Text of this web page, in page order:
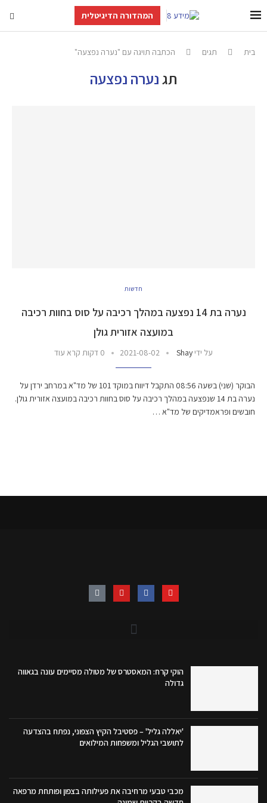
המהדורה הדיגיטלית
בית תגים הכתבה תויגה עם "נערה נפצעה"
תגנערה נפצעה
חדשות
נערה בת 14 נפצעה במהלך רכיבה על סוס בחוות רכיבה
במועצה אזורית גולן
על ידיShay
2021-08-02 0 דקות קרא עוד
הבוקר (שני) בשעה 08:56 התקבל דיווח במוקד 101 של מד"א במרחב ירדן על
נערה בת 14 שנפצעה במהלך רכיבה על סוס בחוות רכיבה במועצה אזורית גולן.
חובשים ופראמדיקים של מד"א …
הוקי קרח: המאסטרס של מטולה מסיימים עונה בגאווה
גדולה
'יאללה גליל' – פסטיבל הקיץ הצפוני, נפתח בהצדעה
לתושבי הגליל ומשפחות המילואים
מכבי טבעי מרחיבה את פעילותה בצפון ופותחת מרפאה